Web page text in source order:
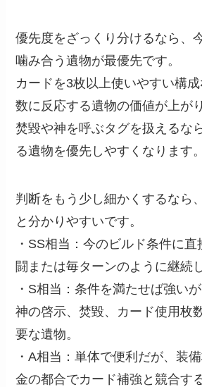
優先度をざっくり分けるなら、
噛み合う遺物が最優先です。
カードを3枚以上使いやすい構
数に反応する遺物の価値が上が
焚毀や神を呼ぶタグを扱えるな
る遺物を優先しやすくなります。
判断をもう少し細かくするなら
と分かりやすいです。
・SS相当：今のビルド条件に
闘または毎ターンのように継続
・S相当：条件を満たせば強い
神の啓示、焚毀、カード使用枚
要な遺物。
・A相当：単体で便利だが、装
金の都合でカード補強と競合す